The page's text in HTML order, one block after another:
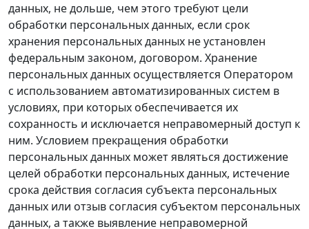
данных, не дольше, чем этого требуют цели
обработки персональных данных, если срок
хранения персональных данных не установлен
федеральным законом, договором. Хранение
персональных данных осуществляется Оператором
с использованием автоматизированных систем в
условиях, при которых обеспечивается их
сохранность и исключается неправомерный доступ к
ним. Условием прекращения обработки
персональных данных может являться достижение
целей обработки персональных данных, истечение
срока действия согласия субъекта персональных
данных или отзыв согласия субъектом персональных
данных, а также выявление неправомерной